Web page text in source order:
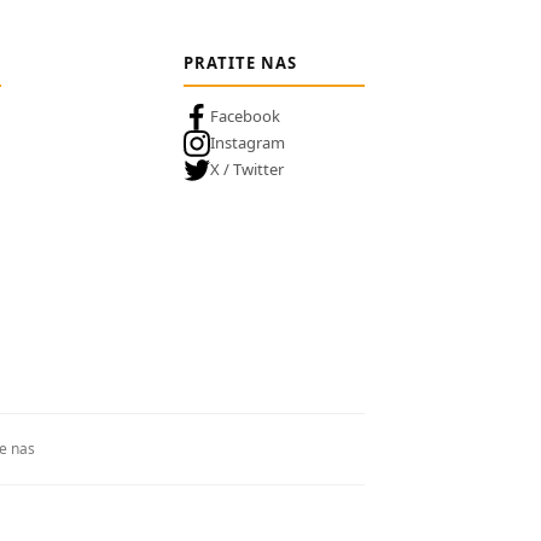
PRATITE NAS
Facebook
Instagram
X / Twitter
nas